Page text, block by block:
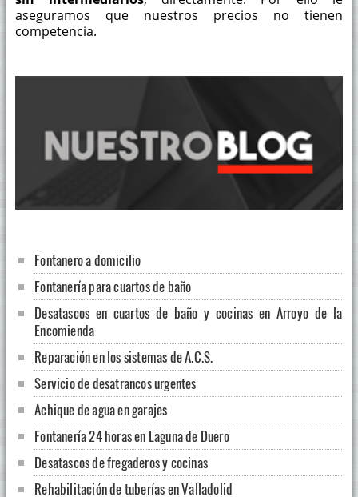
aseguramos que nuestros precios no tienen
competencia.
Fontanero a domicilio
Fontanería para cuartos de baño
Desatascos en cuartos de baño y cocinas en Arroyo de la
Encomienda
Reparación en los sistemas de A.C.S.
Servicio de desatrancos urgentes
Achique de agua en garajes
Fontanería 24 horas en Laguna de Duero
Desatascos de fregaderos y cocinas
Rehabilitación de tuberías en Valladolid